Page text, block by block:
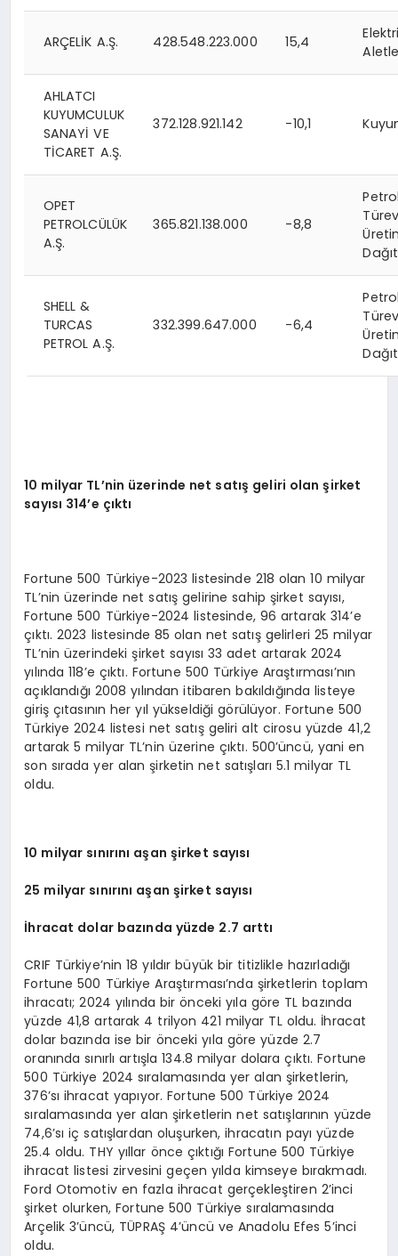
ARÇELİK A.Ş. 428.548.223.000 15,4
AHLATCI
KUYUMCULUK
SANAYİ VE
TİCARET A.Ş.
372.128.921.142 -10,1
OPET
PETROLCÜLÜK
A.Ş.
365.821.138.000 -8,8
SHELL &
TURCAS
PETROL A.Ş.
332.399.647.000 -6,4
10 milyar TL’nin üzerinde net satış geliri olan şirket
sayısı 314’e çıktı
Fortune 500 Türkiye-2023 listesinde 218 olan 10 milyar
TL’nin üzerinde net satış gelirine sahip şirket sayısı,
Fortune 500 Türkiye-2024 listesinde, 96 artarak 314’e
çıktı. 2023 listesinde 85 olan net satış gelirleri 25 milyar
TL’nin üzerindeki şirket sayısı 33 adet artarak 2024
yılında 118’e çıktı. Fortune 500 Türkiye Araştırması’nın
açıklandığı 2008 yılından itibaren bakıldığında listeye
giriş çıtasının her yıl yükseldiği görülüyor. Fortune 500
Türkiye 2024 listesi net satış geliri alt cirosu yüzde 41,2
artarak 5 milyar TL’nin üzerine çıktı. 500’üncü, yani en
son sırada yer alan şirketin net satışları 5.1 milyar TL
oldu.
10 milyar sınırını aşan şirket sayısı
25 milyar sınırını aşan şirket sayısı
İhracat dolar bazında yüzde 2.7 arttı
CRIF Türkiye’nin 18 yıldır büyük bir titizlikle hazırladığı
Fortune 500 Türkiye Araştırması’nda şirketlerin toplam
ihracatı; 2024 yılında bir önceki yıla göre TL bazında
yüzde 41,8 artarak 4 trilyon 421 milyar TL oldu. İhracat
dolar bazında ise bir önceki yıla göre yüzde 2.7
oranında sınırlı artışla 134.8 milyar dolara çıktı. Fortune
500 Türkiye 2024 sıralamasında yer alan şirketlerin,
376’sı ihracat yapıyor. Fortune 500 Türkiye 2024
sıralamasında yer alan şirketlerin net satışlarının yüzde
74,6’sı iç satışlardan oluşurken, ihracatın payı yüzde
25.4 oldu. THY yıllar önce çıktığı Fortune 500 Türkiye
ihracat listesi zirvesini geçen yılda kimseye bırakmadı.
Ford Otomotiv en fazla ihracat gerçekleştiren 2’inci
şirket olurken, Fortune 500 Türkiye sıralamasında
Arçelik 3’üncü, TÜPRAŞ 4’üncü ve Anadolu Efes 5’inci
oldu.